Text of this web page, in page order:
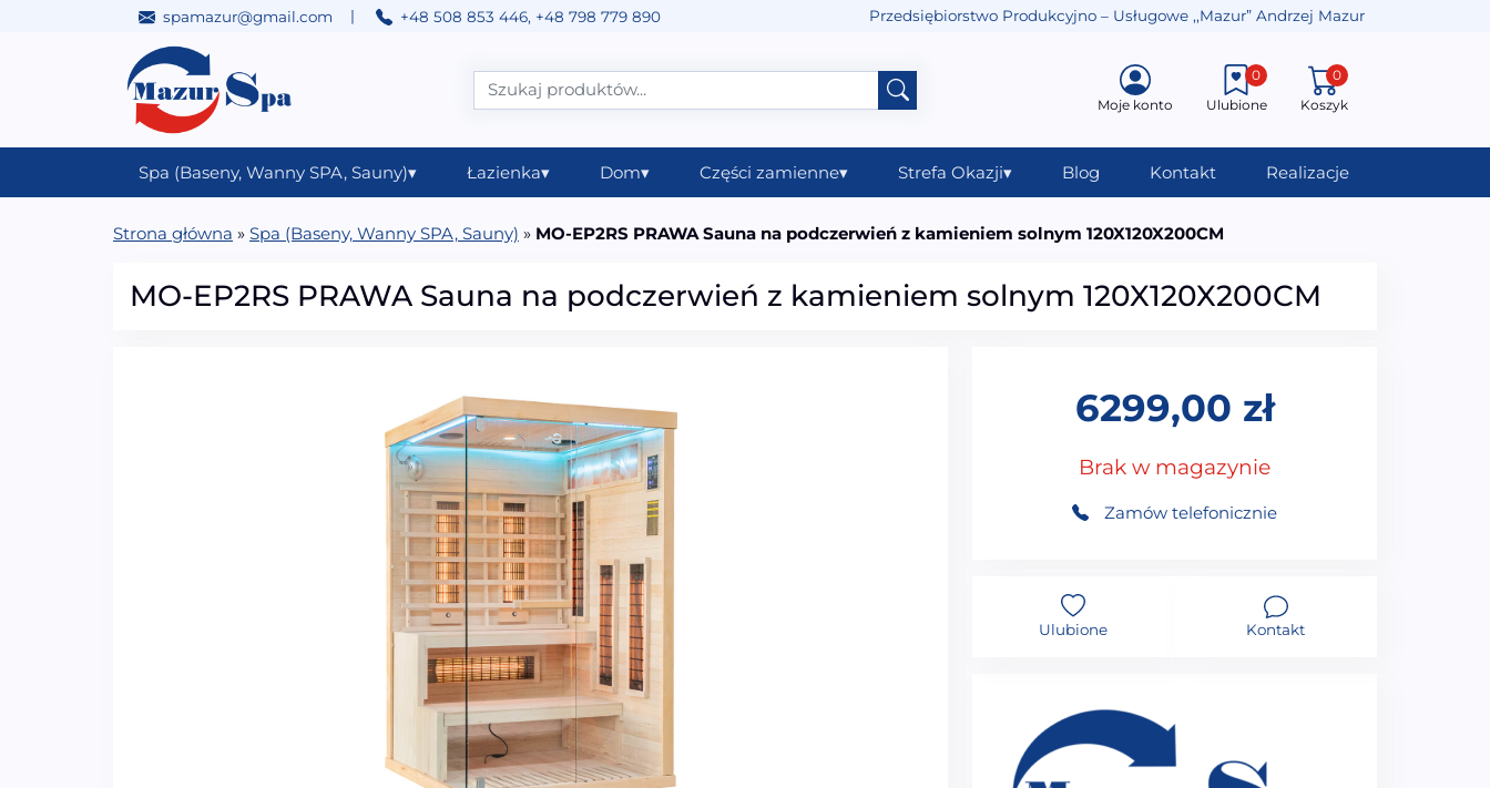
spamazur@gmail.com | +48 508 853 446, +48 798 779 890 Przedsiębiorstwo Produkcyjno – Usługowe ,,Mazur” Andrzej Mazur
Main Navigation Moje konto Ulubione
0
Koszyk
0
Spa (Baseny, Wanny SPA, Sauny)▾ Łazienka▾ Dom▾ Części zamienne▾ Strefa Okazji▾ Blog Kontakt Realizacje
Strona główna » Spa (Baseny, Wanny SPA, Sauny) » MO-EP2RS PRAWA Sauna na podczerwień z kamieniem solnym 120X120X200CM
MO-EP2RS PRAWA Sauna na podczerwień z kamieniem solnym 120X120X200CM
6299,00 zł
Brak w magazynie
Zamów telefonicznie
Ulubione Kontakt